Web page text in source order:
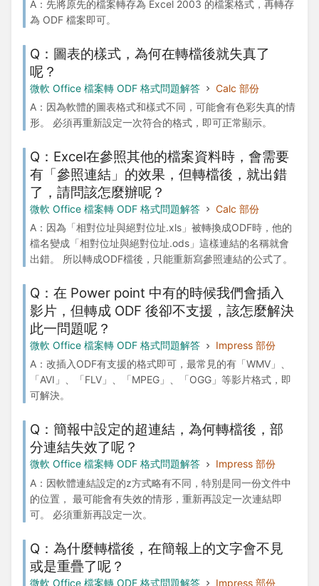
A：先將原先的檔案轉存為 Excel 2003 的檔案格式，再轉存
為 ODF 檔案即可。
Q：圖表的樣式，為何在轉檔後就失真了
呢？
微軟 Office 檔案轉 ODF 格式問題解答
Calc 部份
A：因為軟體的圖表格式和樣式不同，可能會有色彩失真的情
形。 必須再重新設定一次符合的格式，即可正常顯示。
Q：Excel在參照其他的檔案資料時，會需要
有「參照連結」的效果，但轉檔後，就出錯
了，請問該怎麼辦呢？
微軟 Office 檔案轉 ODF 格式問題解答
Calc 部份
A：因為「相對位址與絕對位址.xls」被轉換成ODF時，他的
檔名變成「相對位址與絕對位址.ods」這樣連結的名稱就會
出錯。 所以轉成ODF檔後，只能重新寫參照連結的公式了。
Q：在 Power point 中有的時候我們會插入
影片，但轉成 ODF 後卻不支援，該怎麼解決
此一問題呢？
微軟 Office 檔案轉 ODF 格式問題解答
Impress 部份
A：改插入ODF有支援的格式即可，最常見的有「WMV」、
「AVI」、「FLV」、「MPEG」、「OGG」等影片格式，即
可解決。
Q：簡報中設定的超連結，為何轉檔後，部
分連結失效了呢？
微軟 Office 檔案轉 ODF 格式問題解答
Impress 部份
A：因軟體連結設定的z方式略有不同，特別是同一份文件中
的位置， 最可能會有失效的情形，重新再設定一次連結即
可。 必須重新再設定一次。
Q：為什麼轉檔後，在簡報上的文字會不見
或是重疊了呢？
微軟 Office 檔案轉 ODF 格式問題解答 Impress 部份